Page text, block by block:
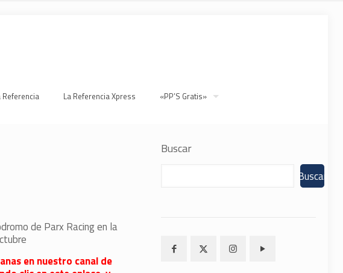
Referencia La Referencia Xpress «PP’S Gratis»
de Parx Racing en la
en nuestro canal de
Buscar
Buscar